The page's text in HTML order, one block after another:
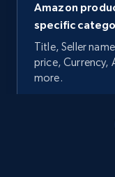
Amazon
specific
Title, Seller
price, Currency,
more.